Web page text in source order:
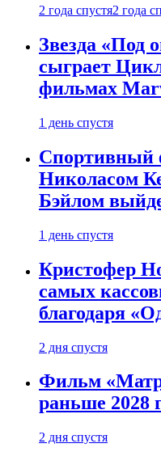
2 года спустя2 года
Звезда «Под
сыграет
фильмах
1 день спустя
Спортивный
Николасом
Бэйлом
1 день спустя
Кристофер
самых
благодаря
2 дня спустя
Фильм
раньше 2028
2 дня спустя